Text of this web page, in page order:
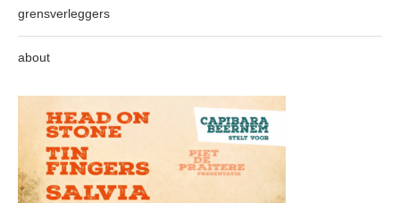
grensverleggers
about